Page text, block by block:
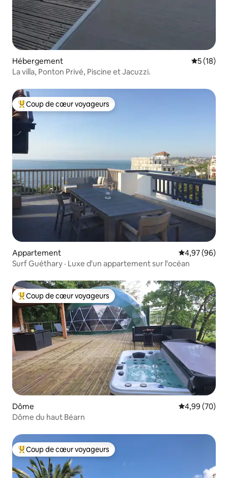
Hébergement
5 (18)
La villa, Ponton Privé, Piscine et Jacuzzi.
Coups de cœur voyageurs les plus appréciés
Coup de cœur voyageurs
Appartement Évaluation
4,97 (96)
Surf Guéthary · Luxe d'un appartement sur l'océan
Coups de cœur voyageurs les plus appréciés
Coup de cœur voyageurs
Dôme Évaluation
4,99 (70)
Dôme du haut Béarn
Coups de cœur voyageurs les plus appréciés
Coup de cœur voyageurs